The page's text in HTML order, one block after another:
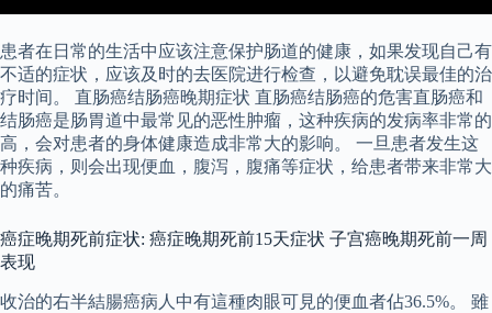
患者在日常的生活中应该注意保护肠道的健康，如果发现自己有
不适的症状，应该及时的去医院进行检查，以避免耽误最佳的治
疗时间。 直肠癌结肠癌晚期症状 直肠癌结肠癌的危害直肠癌和
结肠癌是肠胃道中最常见的恶性肿瘤，这种疾病的发病率非常的
高，会对患者的身体健康造成非常大的影响。 一旦患者发生这
种疾病，则会出现便血，腹泻，腹痛等症状，给患者带来非常大
的痛苦。
癌症晚期死前症状: 癌症晚期死前15天症状 子宫癌晚期死前一周
表现
收治的右半結腸癌病人中有這種肉眼可見的便血者佔36.5%。 雖